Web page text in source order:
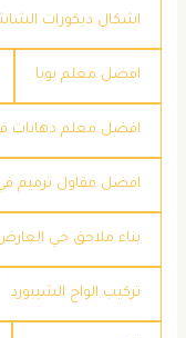
اشكال ديكورات
افضل معلم بويا
افضل معلم دهانات
افضل مقاول ترميم
بناء ملاحق حي
تركيب الواح الشيبورد